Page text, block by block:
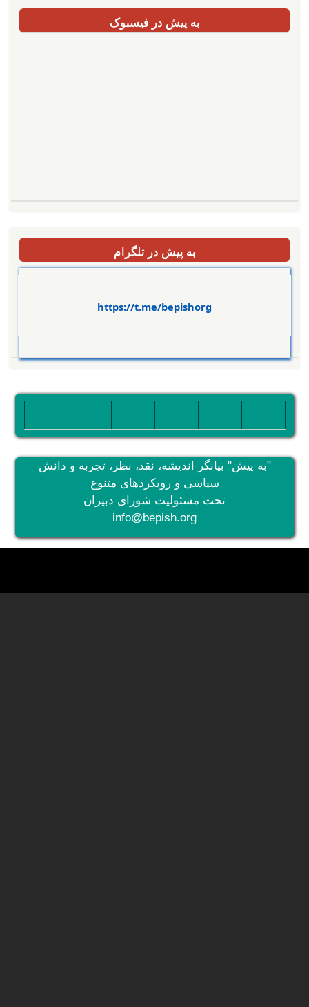
به پیش در فیسبوک
به پیش در تلگرام
https://t.me/bepishorg
"به پیش" بیانگر اندیشه، نقد، نظر، تجربه و دانش
سیاسی و رویکردهای متنوع
تحت مسئولیت شورای دبیران
info@bepish.org